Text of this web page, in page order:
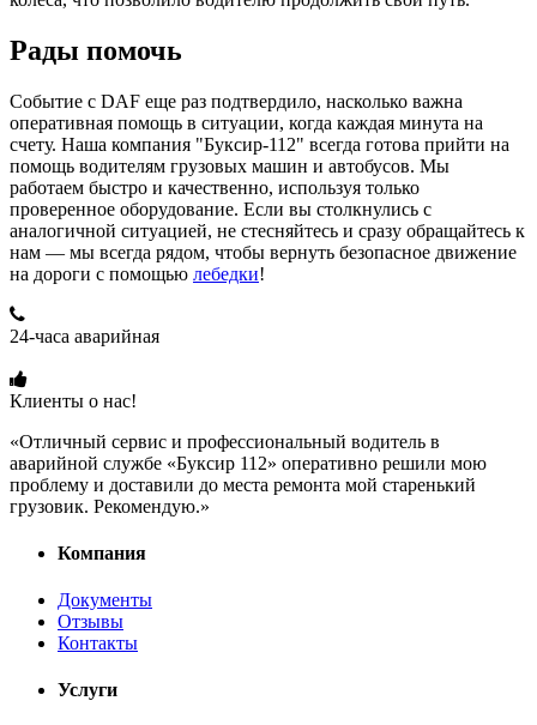
Рады помочь
Событие с DAF еще раз подтвердило, насколько важна
оперативная помощь в ситуации, когда каждая минута на
счету. Наша компания "Буксир-112" всегда готова прийти на
помощь водителям грузовых машин и автобусов. Мы
работаем быстро и качественно, используя только
проверенное оборудование. Если вы столкнулись с
аналогичной ситуацией, не стесняйтесь и сразу обращайтесь к
нам — мы всегда рядом, чтобы вернуть безопасное движение
на дороги с помощью лебедки!
24-часа аварийная
Клиенты о нас!
«Отличный сервис и профессиональный водитель в
аварийной службе «Буксир 112» оперативно решили мою
проблему и доставили до места ремонта мой старенький
грузовик. Рекомендую.»
Компания
Документы
Отзывы
Контакты
Услуги